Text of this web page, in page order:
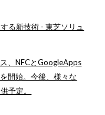
る新技術 - 東芝ソリュ
、NFCとGoogleApps
開始。今後、様々な
予定。